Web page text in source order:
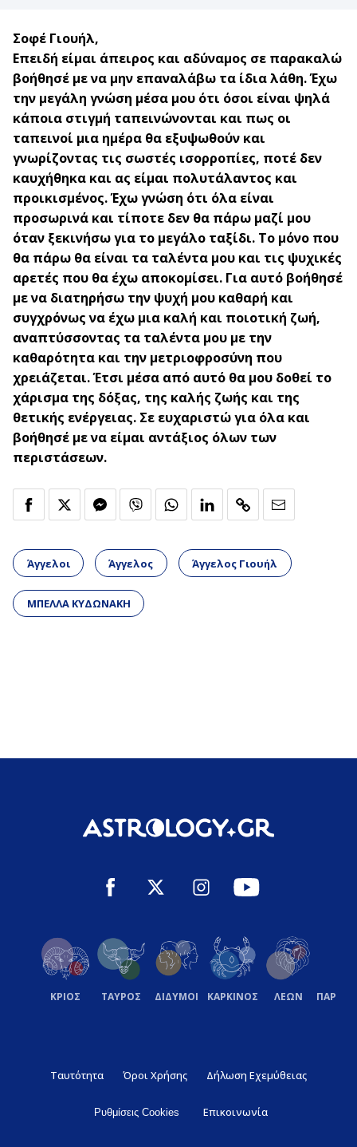
Σοφέ Γιουήλ,
Επειδή είμαι άπειρος και αδύναμος σε παρακαλώ
βοήθησέ με να μην επαναλάβω τα ίδια λάθη. Έχω
την μεγάλη γνώση μέσα μου ότι όσοι είναι ψηλά
κάποια στιγμή ταπεινώνονται και πως οι
ταπεινοί μια ημέρα θα εξυψωθούν και
γνωρίζοντας τις σωστές ισορροπίες, ποτέ δεν
καυχήθηκα και ας είμαι πολυτάλαντος και
προικισμένος. Έχω γνώση ότι όλα είναι
προσωρινά και τίποτε δεν θα πάρω μαζί μου
όταν ξεκινήσω για το μεγάλο ταξίδι. Το μόνο που
θα πάρω θα είναι τα ταλέντα μου και τις ψυχικές
αρετές που θα έχω αποκομίσει. Για αυτό βοήθησέ
με να διατηρήσω την ψυχή μου καθαρή και
συγχρόνως να έχω μια καλή και ποιοτική ζωή,
αναπτύσσοντας τα ταλέντα μου με την
καθαρότητα και την μετριοφροσύνη που
χρειάζεται. Έτσι μέσα από αυτό θα μου δοθεί το
χάρισμα της δόξας, της καλής ζωής και της
θετικής ενέργειας. Σε ευχαριστώ για όλα και
βοήθησέ με να είμαι αντάξιος όλων των
περιστάσεων.
Άγγελοι Άγγελος Άγγελος Γιουήλ
ΜΠΕΛΛΑ ΚΥΔΩΝΑΚΗ
ΚΡΙΟΣ ΤΑΥΡΟΣ ΔΙΔΥΜΟΙ ΚΑΡΚΙΝΟΣ ΛΕΩΝ
Ταυτότητα Όροι Χρήσης Δήλωση Εχεμύθειας
Ρυθμίσεις Cookies Επικοινωνία